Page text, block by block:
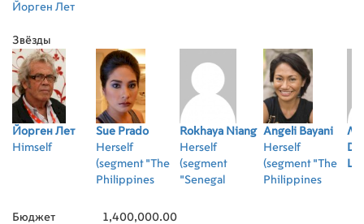
отражающих эротическую
природу человека. Неоднозначно
воспринятая картина была впервые
показана на Международном
кинофестивале в Торонто в 2010-м
году. В ролях: Alexander
Gruszynski, Dan Holmberg, Adam
Philp Режиссер: Jorgen Leth На
Йорген Лет
Звёзды
Йорген Лет
Himself
Sue Prado
Herself
(segment "The
Philippines
Rokhaya Niang
Herself
(segment
"Senegal
Angeli Bayani
Herself
(segment "The
Philippines
Бюджет 1,400,000.00